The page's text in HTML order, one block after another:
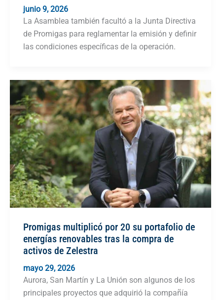
junio 9, 2026
La Asamblea también facultó a la Junta Directiva
de Promigas para reglamentar la emisión y definir
las condiciones específicas de la operación.
Promigas multiplicó por 20 su portafolio de
energías renovables tras la compra de
activos de Zelestra
mayo 29, 2026
Aurora, San Martín y La Unión son algunos de los
principales proyectos que adquirió la compañía